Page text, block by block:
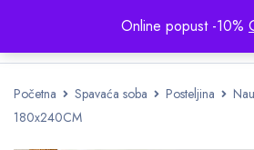
Online popust -10%
Početna Spavaća soba Posteljina
180x240CM